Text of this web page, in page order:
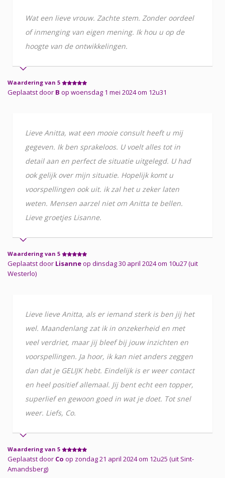
Wat een lieve vrouw. Zachte stem. Zonder oordeel
of inmenging van eigen mening. Ik hou u op de
hoogte van de ontwikkelingen.
Waardering van 5
Geplaatst door B op woensdag 1 mei 2024 om 12u31
Lieve Anitta, wat een mooie consult heeft u mij
gegeven. Ik ben sprakeloos. U voelt alles tot in
detail aan en perfect de situatie uitgelegd. U had
ook gelijk over mijn situatie. Hopelijk komt u
voorspellingen ook uit. ik zal het u zeker laten
weten. Mensen aarzel niet om Anitta te bellen.
Lieve groetjes Lisanne.
Waardering van 5
Geplaatst door Lisanneop dinsdag 30 april 2024 om 10u27 (uit
Westerlo)
Lieve lieve Anitta, als er iemand sterk is ben jij het
wel. Maandenlang zat ik in onzekerheid en met
veel verdriet, maar jij bleef bij jouw inzichten en
voorspellingen. Ja hoor, ik kan niet anders zeggen
dan dat je GELIJK hebt. Eindelijk is er weer contact
en heel positief allemaal. Jij bent echt een topper,
superlief en gewoon goed in wat je doet. Tot snel
weer. Liefs, Co.
Waardering van 5
Geplaatst door Co op zondag 21 april 2024 om 12u25 (uit Sint-
Amandsberg)